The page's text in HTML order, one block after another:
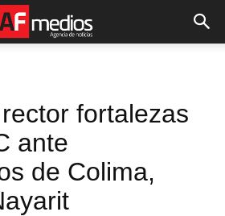
fortalezas
ante
de Colima,